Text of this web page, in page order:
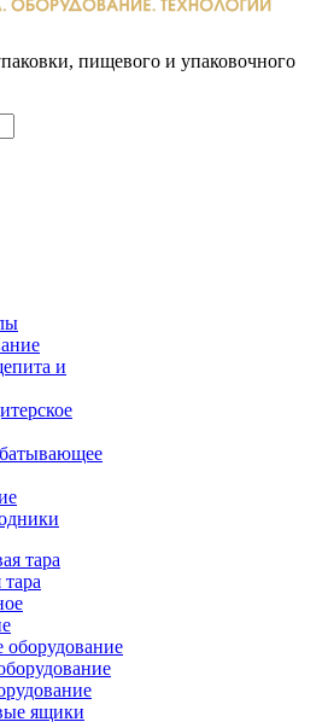
пищевого и упаковочного
и
оборудование